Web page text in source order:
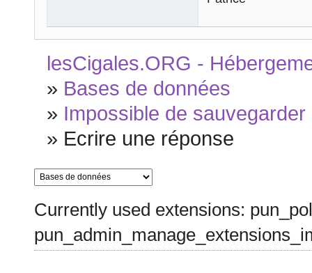
lesCigales.ORG -
» Bases de données
» Impossible de
» Ecrire une réponse
Currently used extensions: